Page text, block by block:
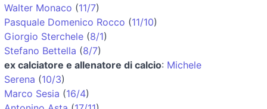
Walter Monaco (11/7)
Pasquale Domenico Rocco (11/10)
Giorgio Sterchele (8/1)
Stefano Bettella (8/7)
ex calciatore e allenatore di calcio: Michele
Serena (10/3)
Marco Sesia (16/4)